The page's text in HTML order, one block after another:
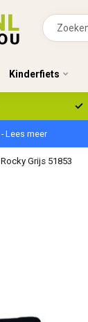
Kinderfiets
Lees meer
Grijs 51853